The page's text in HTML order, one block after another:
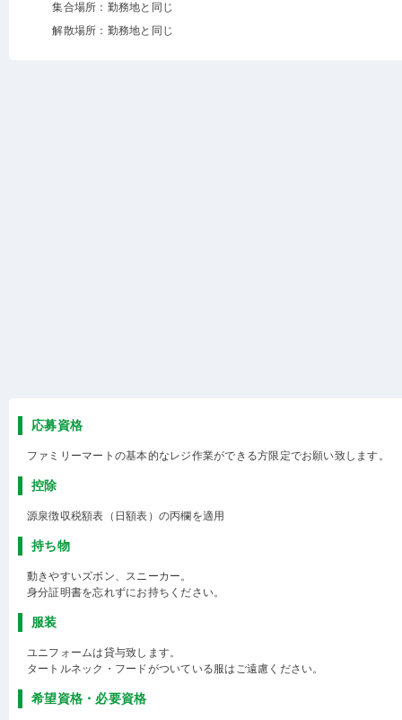
集合場所：勤務地と同じ
解散場所：勤務地と同じ
応募資格
ファミリーマートの基本的なレジ作業ができる方限定でお願い致します。
控除
源泉徴収税額表（日額表）の丙欄を適用
持ち物
動きやすいズボン、スニーカー。
身分証明書を忘れずにお持ちください。
服装
ユニフォームは貸与致します。
タートルネック・フードがついている服はご遠慮ください。
希望資格・必要資格